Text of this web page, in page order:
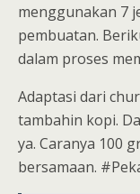
menggunakan 7
pembuatan.
dalam proses
Adaptasi dari
tambahin kopi.
ya. Caranya 100
bersamaan.